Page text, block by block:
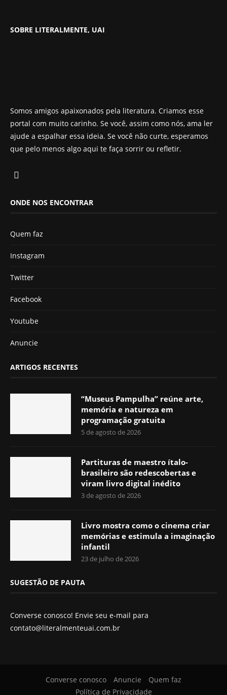
SOBRE LITERALMENTE, UAI
Somos amigos apaixonados pela literatura. Criamos esse
portal com muito carinho. Se você, assim como nós, ama ler
ajude a espalhar essa ideia. Se você não curte, esperamos
que pelo menos algo aqui te faça sorrir ou refletir.
ONDE NOS ENCONTRAR
Quem faz
Instagram
Twitter
Facebook
Youtube
Anuncie
ARTIGOS RECENTES
“Museus Pampulha” reúne arte,
memória e natureza em
programação gratuita
5 de agosto de 2026
Partituras de maestro ítalo-
brasileiro são redescobertas e
viram livro digital inédito
3 de agosto de 2026
Livro mostra como o cinema criar
memórias e estimula a imaginação
infantil
23 de julho de 2026
SUGESTÃO DE PAUTA
Converse conosco! Envie seu e-mail para
contato@literalmenteuai.com.br
Converse conosco Anuncie
Quem faz
Política de Privacidade